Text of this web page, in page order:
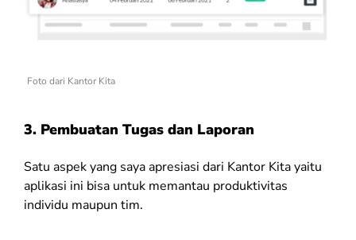
Foto dari Kantor Kita
3. Pembuatan Tugas dan Laporan
Satu aspek yang saya apresiasi dari Kantor Kita yaitu
aplikasi ini bisa untuk memantau produktivitas
individu maupun tim.